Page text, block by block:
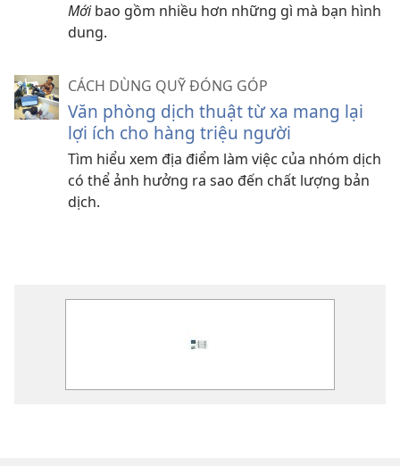
Mớibao gồm nhiều hơn những gì mà bạn hình
dung.
CÁCH DÙNG QUỸ ĐÓNG GÓP
Văn phòng dịch thuật từ xa mang lại
lợi ích cho hàng triệu người
Tìm hiểu xem địa điểm làm việc của nhóm dịch
có thể ảnh hưởng ra sao đến chất lượng bản
dịch.